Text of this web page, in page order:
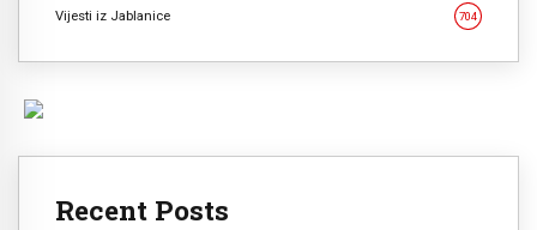
Vijesti iz Jablanice 704
Recent Posts